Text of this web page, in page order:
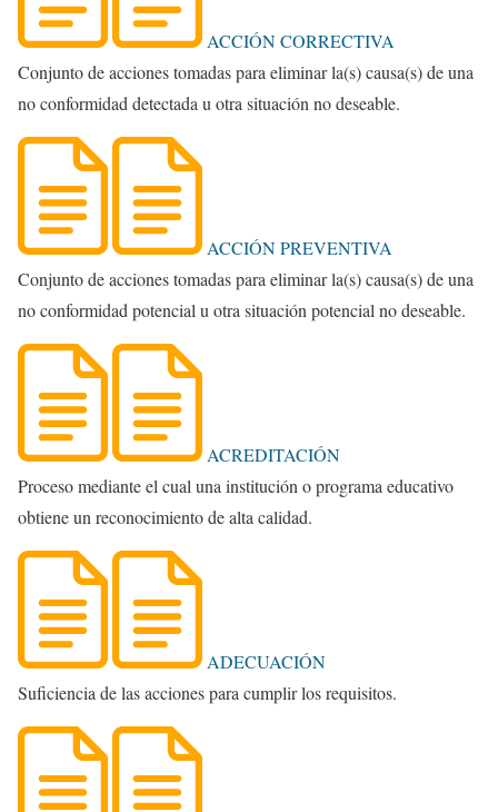
ACCIÓN CORRECTIVA
Conjunto de acciones tomadas para eliminar la(s) causa(s) de una
no conformidad detectada u otra situación no deseable.
ACCIÓN PREVENTIVA
Conjunto de acciones tomadas para eliminar la(s) causa(s) de una
no conformidad potencial u otra situación potencial no deseable.
ACREDITACIÓN
Proceso mediante el cual una institución o programa educativo
obtiene un reconocimiento de alta calidad.
ADECUACIÓN
Suficiencia de las acciones para cumplir los requisitos.